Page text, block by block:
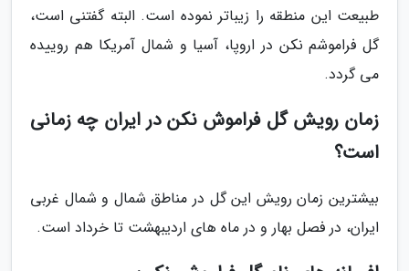
طبیعت این منطقه را زیباتر نموده است. البته گفتنی است،
گل فراموشم نکن در اروپا، آسیا و شمال آمریکا هم روییده
می گردد.
زمان رویش گل فراموش نکن در ایران چه زمانی
است؟
بیشترین زمان رویش این گل در مناطق شمال و شمال غربی
ایران، در فصل بهار و در ماه های اردیبهشت تا خرداد است.